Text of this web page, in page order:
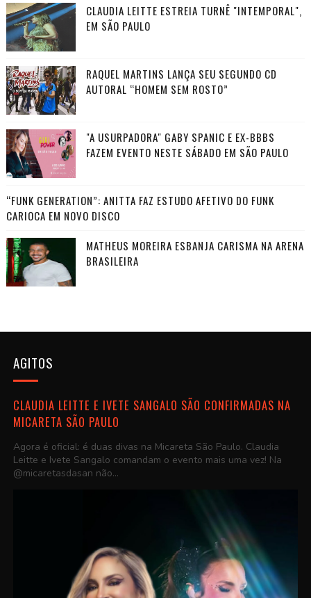
CLAUDIA LEITTE ESTREIA TURNÊ "INTEMPORAL",
EM SÃO PAULO
RAQUEL MARTINS LANÇA SEU SEGUNDO CD
AUTORAL “HOMEM SEM ROSTO”
"A USURPADORA" GABY SPANIC E EX-BBBS
FAZEM EVENTO NESTE SÁBADO EM SÃO PAULO
“FUNK GENERATION”: ANITTA FAZ ESTUDO AFETIVO DO FUNK
CARIOCA EM NOVO DISCO
MATHEUS MOREIRA ESBANJA CARISMA NA ARENA
BRASILEIRA
AGITOS
CLAUDIA LEITTE E IVETE SANGALO SÃO CONFIRMADAS NA
MICARETA SÃO PAULO
Agora é oficial: é duas divas na Micareta São Paulo. Claudia
Leitte e Ivete Sangalo comandam o evento mais uma vez! Na
@micaretasdasan não...